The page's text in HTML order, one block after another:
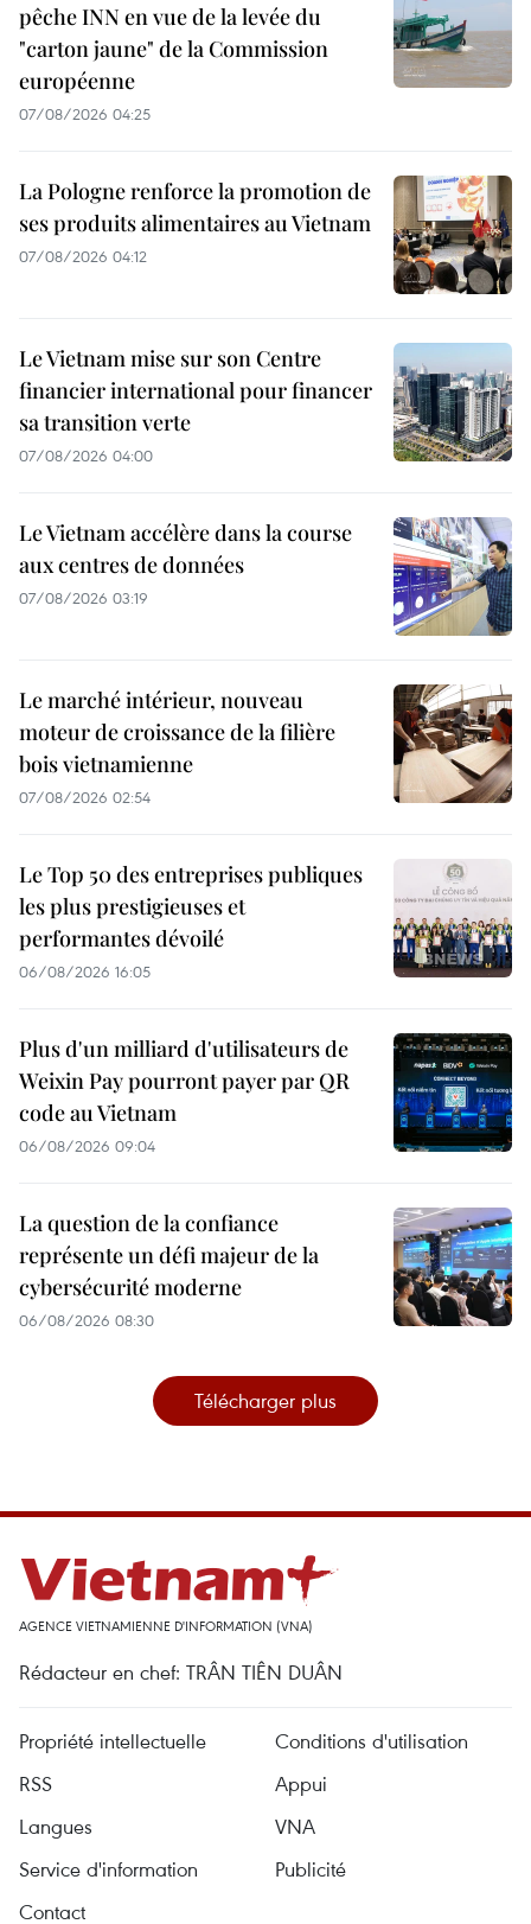
pêche INN en vue de la levée du
"carton jaune" de la Commission
européenne
07/08/2026 04:25
La Pologne renforce la promotion de
ses produits alimentaires au Vietnam
07/08/2026 04:12
Le Vietnam mise sur son Centre
financier international pour financer
sa transition verte
07/08/2026 04:00
Le Vietnam accélère dans la course
aux centres de données
07/08/2026 03:19
Le marché intérieur, nouveau
moteur de croissance de la filière
bois vietnamienne
07/08/2026 02:54
Le Top 50 des entreprises publiques
les plus prestigieuses et
performantes dévoilé
06/08/2026 16:05
Plus d'un milliard d'utilisateurs de
Weixin Pay pourront payer par QR
code au Vietnam
06/08/2026 09:04
La question de la confiance
représente un défi majeur de la
cybersécurité moderne
06/08/2026 08:30
Télécharger plus
AGENCE VIETNAMIENNE D'INFORMATION (VNA)
Rédacteur en chef: TRÂN TIÊN DUÂN
Propriété intellectuelle
Conditions d'utilisation
RSS
Appui
Langues
VNA
Service d'information
Publicité
Contact